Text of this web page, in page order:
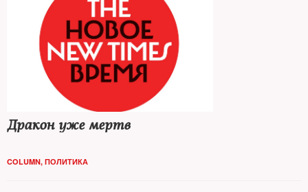
Дракон уже мертв
COLUMN, ПОЛИТИКА